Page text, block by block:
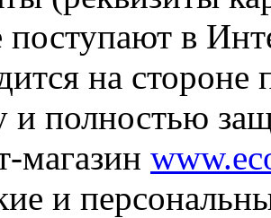
в
на стороне
и полностью
магазин
и